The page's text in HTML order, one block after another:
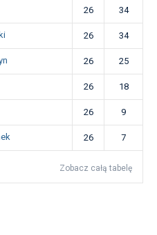
26 34
26 34
26 25
26 18
26 9
26 7
Zobacz całą tabelę